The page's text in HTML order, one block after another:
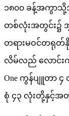
၁၈၀၀ ခန့်အကွာ
တစ်လုံးအတွင်း၌
တရားမဝင်တရုတ်နို
လိမ်လည် လောင်း
One ကွန်ပျူတာ ၄ လုံ
စုံ ၄၃ လုံးတို့နှင့်အ